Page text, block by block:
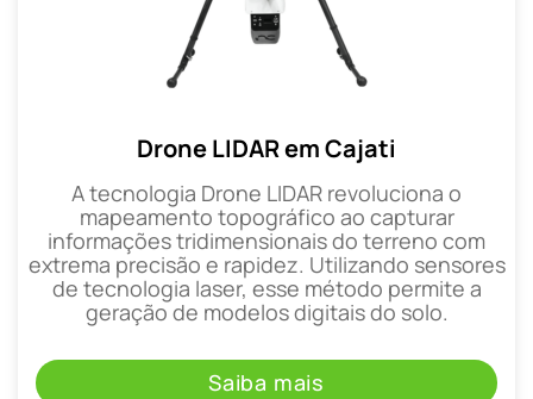
Drone LIDAR em Cajati
A tecnologia Drone LIDAR revoluciona o
mapeamento topográfico ao capturar
informações tridimensionais do terreno com
extrema precisão e rapidez. Utilizando sensores
de tecnologia laser, esse método permite a
geração de modelos digitais do solo.
Saiba mais